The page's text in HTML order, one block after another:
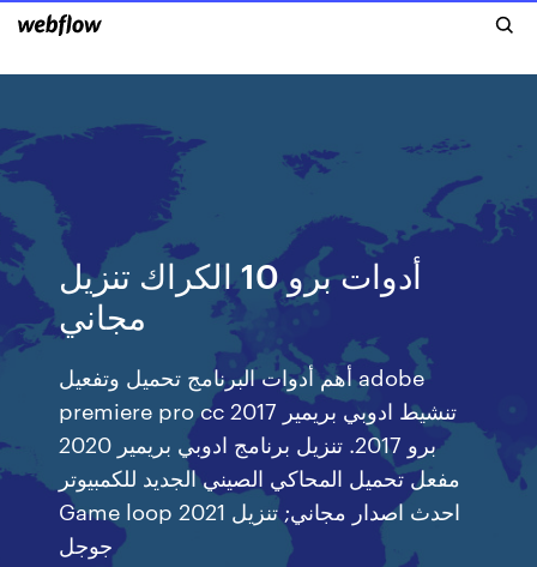
أدوات برو 10 الكراك تنزيل
مجاني
أهم أدوات البرنامج تحميل وتفعيل adobe
premiere pro cc 2017 تنشيط ادوبي بريمير
برو 2017. تنزيل برنامج ادوبي بريمير 2020
مفعل تحميل المحاكي الصيني الجديد للكمبيوتر
Game loop 2021 احدث اصدار مجاني; تنزيل
جوجل